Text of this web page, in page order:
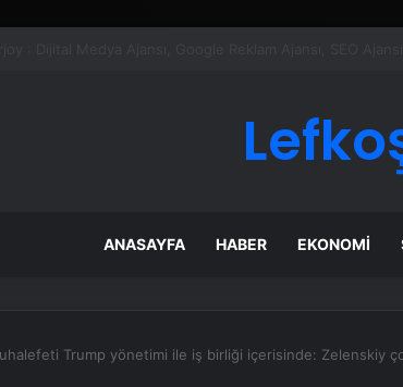
ANASAYFA HABER EKONOMI
Trump yönetimi ile iş birliği içerisinde: Zelenskiy